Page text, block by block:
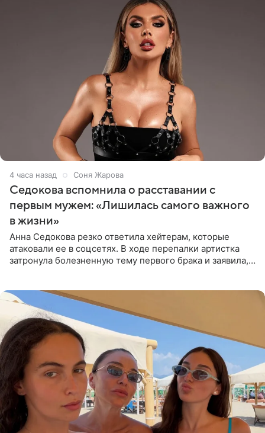
4 часа назад Соня Жарова
Седокова вспомнила о расставании с
первым мужем: «Лишилась самого важного
в жизни»
Анна Седокова резко ответила хейтерам, которые
атаковали ее в соцсетях. В ходе перепалки артистка
затронула болезненную тему первого брака и заявила,